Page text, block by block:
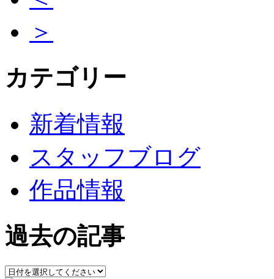
＞
カテゴリー
新着情報
スタッフブログ
作品情報
過去の記事